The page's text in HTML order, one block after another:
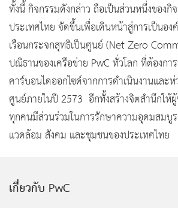
ทั้งนี้ กิจกรรมดังกล่าว ถือเป็นส่วนหนึ่งของกิ
ประเทศไทย จัดขึ้นเพื่อเดินหน้าสู่การเป็นอ
เรือนกระจกสุทธิเป็นศูนย์ (Net Zero
ปณิธานของเครือข่าย PwC ทั่วโลก ที่ต้องก
คาร์บอนไดออกไซด์จากการดำเนินงานและ
ศูนย์ภายในปี 2573 อีกทั้งสร้างจิตสำนึกให้
ทุกคนมีส่วนร่วมในการรักษาความอุดมสมบู
แวดล้อม สังคม และชุมชนของประเทศไทย
เกี่ยวกับ PwC